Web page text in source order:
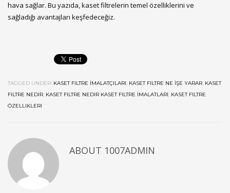
hava sağlar. Bu yazıda, kaset filtrelerin temel özelliklerini ve
sağladığı avantajları keşfedeceğiz.
TAGGED UNDER: KASET FILTRE İMALATÇILARI, KASET FILTRE NE İŞE YARAR, KASET
FILTRE NEDIR, KASET FILTRE NEDIR KASET FILTRE İMALATLARI, KASET FILTRE
ÖZELLIKLERI
ABOUT 1007ADMIN